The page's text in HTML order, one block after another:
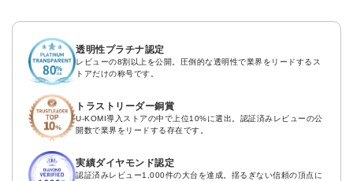
透明性プラチナ認定
レビューの8割以上を公開。圧倒的な透明性で業界をリードするス
トアだけの称号です。
トラストリーダー銅賞
U-KOMI導入ストアの中で上位10%に選出。認証済みレビューの公
開数で業界をリードする存在です。
実績ダイヤモンド認定
認証済みレビュー1,000件の大台を達成。揺るぎない信頼の頂点に